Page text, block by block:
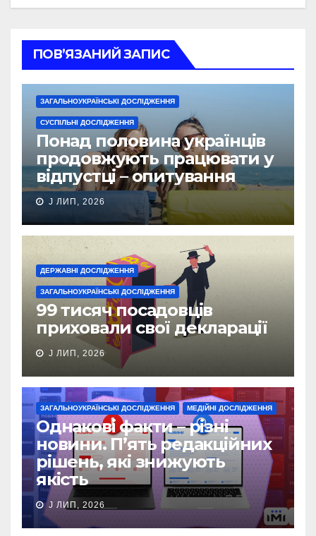
ПОВ’ЯЗАНИЙ ЗАПИС
ЗАГАЛЬНОУКРАЇНСЬКІ ДОСЛІДЖЕННЯ
СУСПІЛЬНІ ДОСЛІДЖЕННЯ
Понад половина українців
продовжують працювати у
відпустці – опитування
J ЛИП, 2026
ДЕРЖАВНІ ДОСЛІДЖЕННЯ
ЗАГАЛЬНОУКРАЇНСЬКІ ДОСЛІДЖЕННЯ
99 тисяч посадовців
приховали свої декларації
J ЛИП, 2026
ЗАГАЛЬНОУКРАЇНСЬКІ ДОСЛІДЖЕННЯ МЕДІЙНІ ДОСЛІДЖЕННЯ
Однакові факти – різні
новини. П’ять редакційних
рішень, які знижують
якість
J ЛИП, 2026